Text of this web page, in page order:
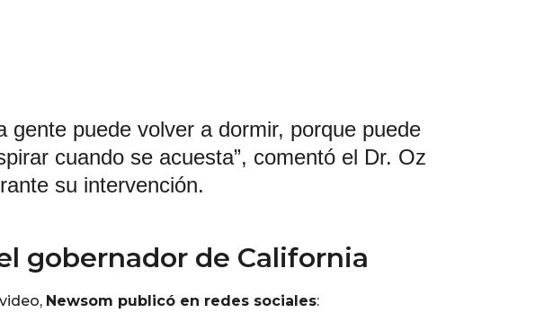
gente puede volver a dormir, porque puede
cuando se acuesta”, comentó el Dr. Oz
su intervención.
gobernador de California
Newsom publicó en redes sociales: